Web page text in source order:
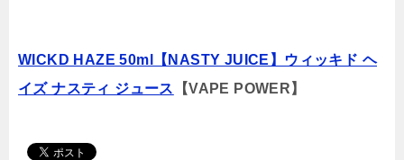
WICKD HAZE 50ml【NASTY JUICE】ウィッキド ヘ
イズ ナスティ ジュース
【VAPE POWER】